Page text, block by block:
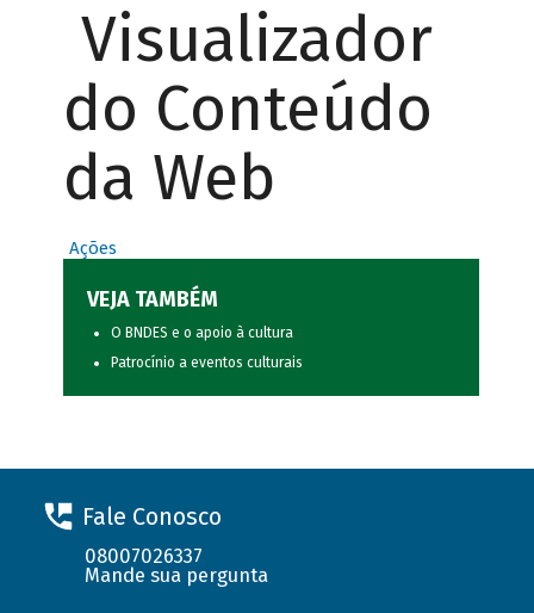
Visualizador
do Conteúdo
da Web
Ações
VEJA TAMBÉM
O BNDES e o apoio à cultura
Patrocínio a eventos culturais
Fale Conosco
08007026337
Mande sua pergunta